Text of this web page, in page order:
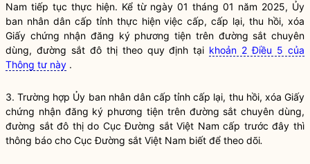
Nam tiếp tục thực hiện. Kể từ ngày 01 tháng 01 năm 2025, Ủy
ban nhân dâncấp tỉnh thực hiện việc cấp, cấp lại, thu hồi, xóa
Giấy chứng nhận đăng ký phương tiện trên đường sắt chuyên
dùng, đường sắt đô thịtheo quy định tại khoản 2 Điều 5 của
Thông tư này .
3. Trường hợp Ủy ban nhân dân cấp tỉnh cấp lại, thu hồi, xóa Giấy
chứng nhận đăng ký phương tiện trên đường sắt chuyên dùng,
đường sắt đô thịdo Cục Đường sắt Việt Nam cấp trước đây thì
thông báo cho Cục Đường sắt Việt Nam biết để theo dõi.